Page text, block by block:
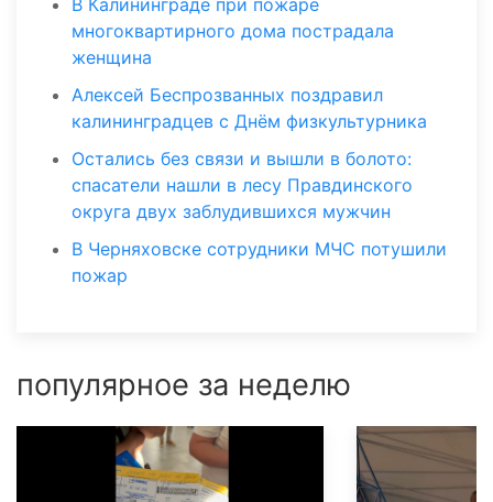
В Калининграде при пожаре
многоквартирного дома пострадала
женщина
Алексей Беспрозванных поздравил
калининградцев с Днём физкультурника
Остались без связи и вышли в болото:
спасатели нашли в лесу Правдинского
округа двух заблудившихся мужчин
В Черняховске сотрудники МЧС потушили
пожар
популярное за неделю